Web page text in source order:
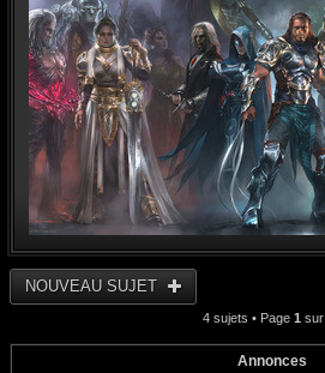
NOUVEAU SUJET
4 sujets • Page 1 sur
Annonces